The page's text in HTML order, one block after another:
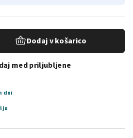
Dodaj v košarico
med priljubljene
dni